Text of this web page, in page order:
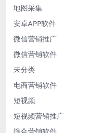
地图采集
安卓APP软件
微信营销推广
微信营销软件
未分类
电商营销软件
短视频
短视频营销推广